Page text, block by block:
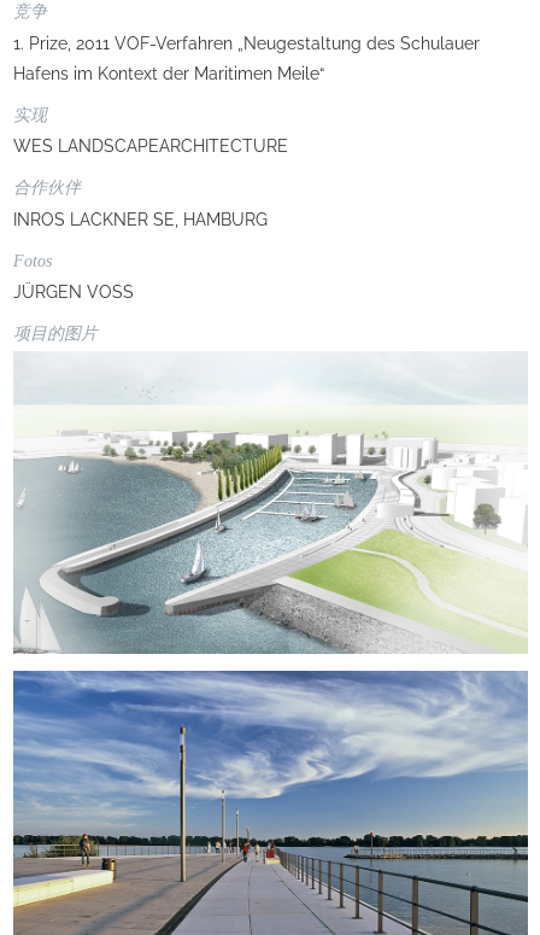
竞争
1. Prize, 2011 VOF-Verfahren „Neugestaltung des Schulauer
Hafens im Kontext der Maritimen Meile“
实现
WES LANDSCAPEARCHITECTURE
合作伙伴
INROS LACKNER SE, HAMBURG
Fotos
JÜRGEN VOSS
项目的图片